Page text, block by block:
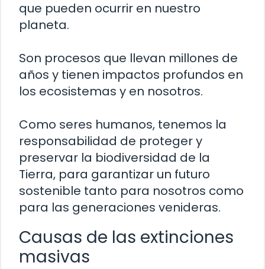
que pueden ocurrir en nuestro
planeta.
Son procesos que llevan millones de
años y tienen impactos profundos en
los ecosistemas y en nosotros.
Como seres humanos, tenemos la
responsabilidad de proteger y
preservar la biodiversidad de la
Tierra, para garantizar un futuro
sostenible tanto para nosotros como
para las generaciones venideras.
Causas de las extinciones
masivas